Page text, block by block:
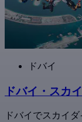
ドバイ
ドバイ・スカ
ドバイでスカイ